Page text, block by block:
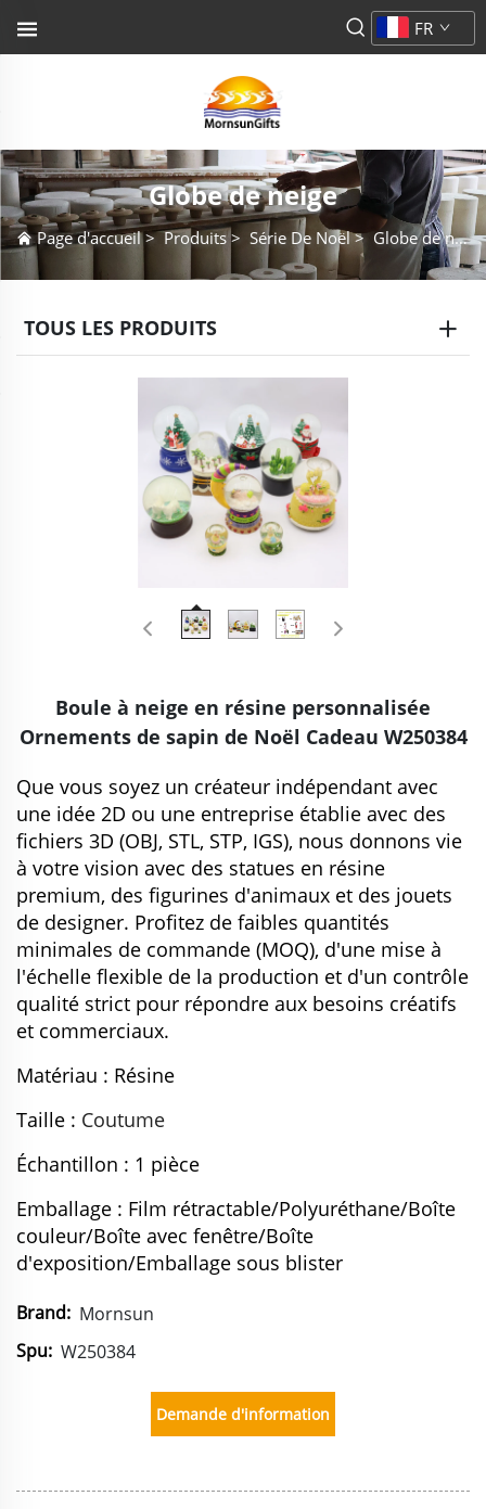
FR
Globe de neige
Page d'accueil>Produits> Série De Noël> Globe de neige
TOUS LES PRODUITS
Boule à neige en résine personnalisée
Ornements de sapin de Noël Cadeau W250384
Que vous soyez un créateur indépendant avec
une idée 2D ou une entreprise établie avec des
fichiers 3D (OBJ, STL, STP, IGS), nous donnons vie
à votre vision avec des statues en résine
premium, des figurines d'animaux et des jouets
de designer. Profitez de faibles quantités
minimales de commande (MOQ), d'une mise à
l'échelle flexible de la production et d'un contrôle
qualité strict pour répondre aux besoins créatifs
et commerciaux.
Matériau : Résine
Taille : Coutume
Échantillon : 1 pièce
Emballage : Film rétractable/Polyuréthane/Boîte
couleur/Boîte avec fenêtre/Boîte
d'exposition/Emballage sous blister
Brand: Mornsun
Spu: W250384
Demande d'information